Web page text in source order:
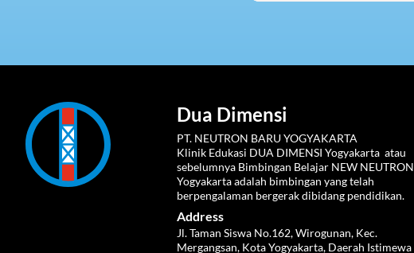
Dua Dimensi
PT. NEUTRON BARU YOGYAKARTA
Klinik Edukasi DUA DIMENSI Yogyakarta  atau
sebelumnya Bimbingan Belajar NEW NEUTRON
Yogyakarta adalah bimbingan yang telah
berpengalaman bergerak dibidang pendidikan.
Address
Jl. Taman Siswa No.162, Wirogunan, Kec.
Mergangsan, Kota Yogyakarta, Daerah Istimewa